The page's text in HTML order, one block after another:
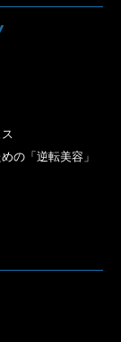
の「逆転美容」